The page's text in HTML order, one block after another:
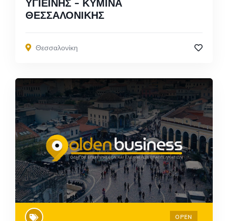
ΥΓΙΕΙΝΗΣ – ΚΥΜΙΝΑ
ΘΕΣΣΑΛΟΝΙΚΗΣ
Θεσσαλονίκη
OPEN